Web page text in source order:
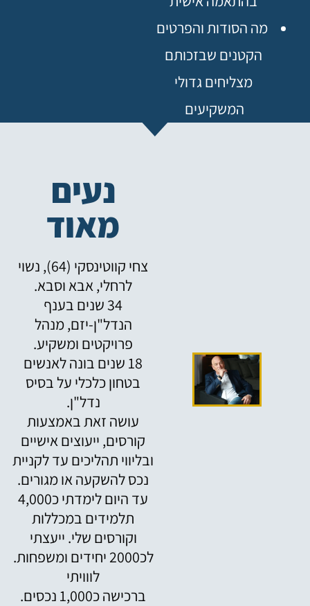
מה הסודות והפרטים
הקטנים שבזכותם
מצליחים גדולי
המשקיעים
נעים
מאוד
צחי קווטינסקי (64), נשוי
לרחלי, אבא וסבא.
34 שנים בענף
הנדל"ן-יזם, מנהל
פרויקטים ומשקיע.
18 שנים בונה לאנשים
בטחון כלכלי על בסיס
נדל"ן.
עושה זאת באמצעות
קורסים, ייעוצים אישיים
ובליווי תהליכים עד לקניית
נכס להשקעה או מגורים.
עד היום לימדתי כ4,000
תלמידים במכללות
וקורסים שלי. ייעצתי
לכ2000 יחידים ומשפחות.
לווויתי
ברכישה כ1,000 נכסים.